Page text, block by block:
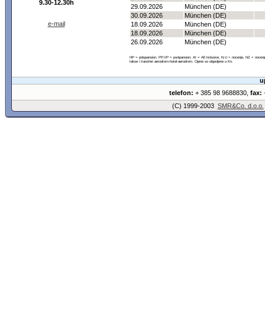
9.30-12.30h
e-mail
29.09.2026
München (DE)
30.09.2026
München (DE)
18.09.2026
München (DE)
18.09.2026
München (DE)
26.09.2026
München (DE)
HP = polupansion, PP,VP = punipansion, AI = All Inclusive, N,U = nocenje, NZ =
takse i transferi aerodrom-hotel-aerodrom. Cijene so objavljene u Kn.
telefon: + 385 98 9688830, fax:
(C) 1999-2003 SMR&Co. d.o.o.